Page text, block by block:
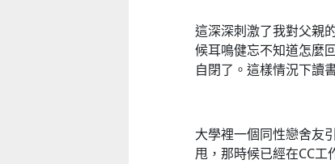
這深深刺激了我對父親
候耳鳴健忘不知道怎麼
自閉了。這樣情況下讀
大學裡一個同性戀舍友
甩，那時候已經在CC工